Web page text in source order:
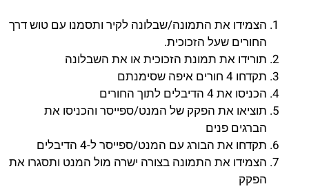
הצמידו את התמונה/שבלונה לקיר ותסמנו עם טוש דרך
החורים שעל הזכוכית.
תורידו את תמונת הזכוכית או את השבלונה
תקדחו 4 חורים איפה שסימנתם
הכניסו את 4 הדיבלים לתוך החורים
תוציאו את הפקק של המנט/ספייסר והכניסו את
הברגים פנים
תקדחו את הבורג עם המנט/ספייסר ל-4 הדיבלים
הצמידו את התמונה בצורה ישרה מול המנט ותסגרו את
הפקק